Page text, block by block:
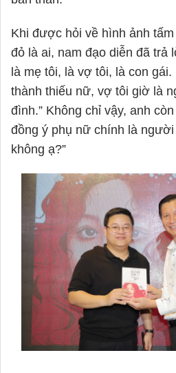
Khi được hỏi về hình ảnh
đỏ là ai, nam đạo diễn đã trả
là mẹ tôi, là vợ tôi, là con
thành thiếu nữ, vợ tôi giờ là
đình.” Không chỉ vậy, anh
đồng ý phụ nữ chính là
không ạ?”